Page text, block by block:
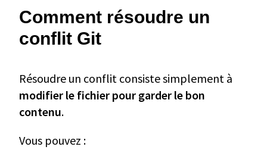
Comment résoudre un
conflit Git
Résoudre un conflit consiste simplement à
modifier le fichier pour garder le bon
contenu.
Vous pouvez :